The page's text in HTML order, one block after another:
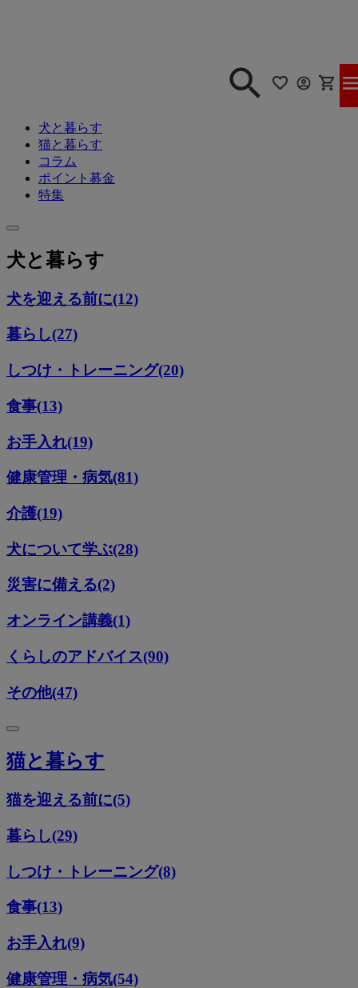
犬と暮らす
猫と暮らす
コラム
ポイント募金
特集
犬と暮らす
犬を迎える前に(12)
暮らし(27)
しつけ・トレーニング(20)
食事(13)
お手入れ(19)
健康管理・病気(81)
介護(19)
犬について学ぶ(28)
災害に備える(2)
オンライン講義(1)
くらしのアドバイス(90)
その他(47)
猫と暮らす
猫を迎える前に(5)
暮らし(29)
しつけ・トレーニング(8)
食事(13)
お手入れ(9)
健康管理・病気(54)